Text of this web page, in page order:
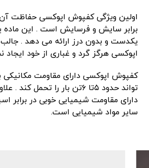
اولین ویژگی کفپوش اپوکسی حفاظت
برابر سایش و فرسایش است . این
یکدست و بدون درز ارائه می دهد .
اپوکسی هرگز گرد و غباری از خود ایجاد
کفپوش اپوکسی دارای مقاومت مکانیکی
تواند حدود ۵تا ۶تن بار را تحمل
دارای مقاومت شیمیایی خوبی در برابر
سایر مواد شیمیایی است.